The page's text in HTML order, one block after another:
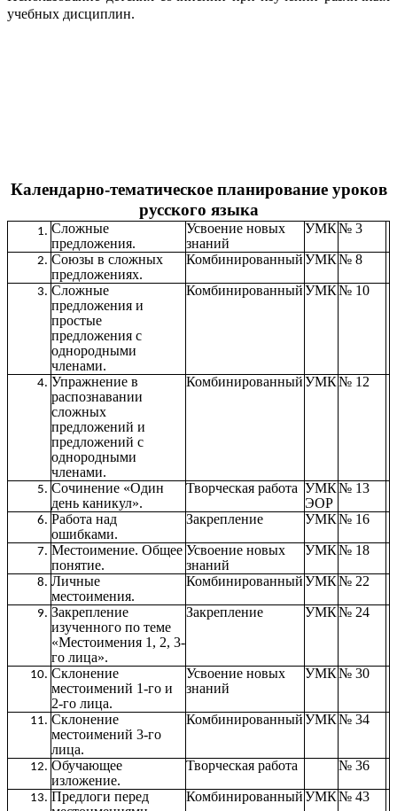
учебных дисциплин.
Календарно-тематическое планирование уроков
русского языка
Сложные
предложения.
Усвоение новых
знаний
УМК№ 3
Союзы в сложных
предложениях.
КомбинированныйУМК№ 8
Сложные
предложения и
простые
предложения с
однородными
членами.
КомбинированныйУМК№ 10
Упражнение в
распознавании
сложных
предложений и
предложений с
однородными
членами.
КомбинированныйУМК№ 12
Сочинение «Один
день каникул».
Творческая работа УМК
ЭОР
№ 13
Работа над
ошибками.
Закрепление УМК№ 16
Местоимение. Общее
понятие.
Усвоение новых
знаний
УМК№ 18
Личные
местоимения.
КомбинированныйУМК№ 22
Закрепление
изученного по теме
«Местоимения 1, 2, 3-
го лица».
Закрепление УМК№ 24
Склонение
местоимений 1-го и
2-го лица.
Усвоение новых
знаний
УМК№ 30
Склонение
местоимений 3-го
лица.
КомбинированныйУМК№ 34
Обучающее
изложение.
Творческая работа № 36
Предлоги перед
КомбинированныйУМК№ 43